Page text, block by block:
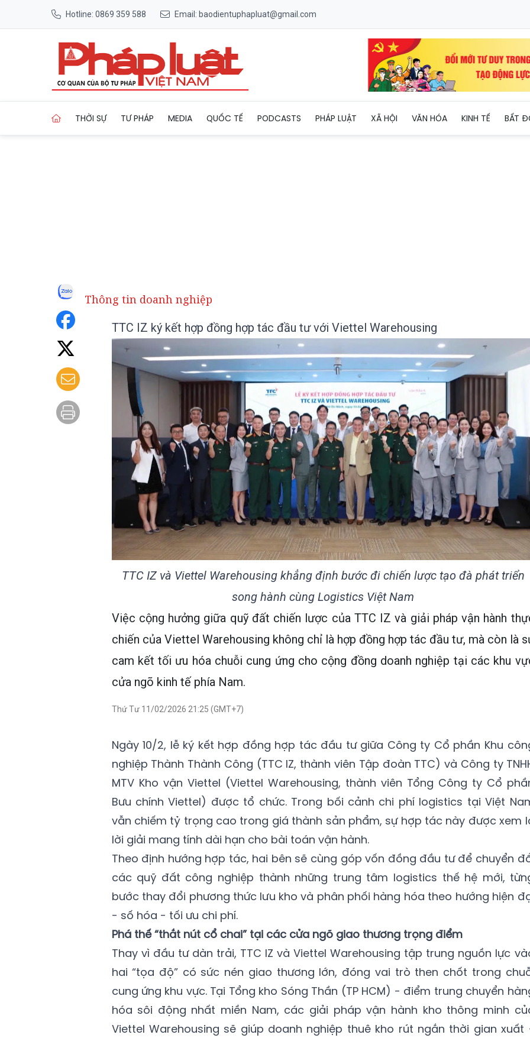
Hotline: 0869 359 588 Email: baodientuphapluat@gmail.com
THỜI SỰ TƯ PHÁP MEDIA QUỐC TẾ PODCASTS PHÁP LUẬT XÃ HỘI VĂN HÓA KINH TẾ BẤT
Thông tin doanh nghiệp
TTC IZ ký kết hợp đồng hợp tác đầu tư với Viettel Warehousing
TTC IZ và Viettel Warehousing khẳng định bước đi chiến lược tạo đà phát triển
song hành cùng Logistics Việt Nam
Việc cộng hưởng giữa quỹ đất chiến lược của TTC IZ và giải pháp vận hành
chiến của Viettel Warehousing không chỉ là hợp đồng hợp tác đầu tư, mà còn là
cam kết tối ưu hóa chuỗi cung ứng cho cộng đồng doanh nghiệp tại các khu
cửa ngõ kinh tế phía Nam.
Thứ Tư 11/02/2026 21:25 (GMT+7)
Ngày 10/2, lễ ký kết hợp đồng hợp tác đầu tư giữa Công ty Cổ phần Khu
nghiệp Thành Thành Công (TTC IZ, thành viên Tập đoàn TTC) và Công ty
MTV Kho vận Viettel (Viettel Warehousing, thành viên Tổng Công ty Cổ
Bưu chính Viettel) được tổ chức. Trong bối cảnh chi phí logistics tại Việt
vẫn chiếm tỷ trọng cao trong giá thành sản phẩm, sự hợp tác này được xem
lời giải mang tính dài hạn cho bài toán vận hành.
Theo định hướng hợp tác, hai bên sẽ cùng góp vốn đồng đầu tư để chuyển
các quỹ đất công nghiệp thành những trung tâm logistics thế hệ mới,
bước thay đổi phương thức lưu kho và phân phối hàng hóa theo hướng hiện
- số hóa - tối ưu chi phí.
Phá thế “thắt nút cổ chai” tại các cửa ngõ giao thương trọng điểm
Thay vì đầu tư dàn trải, TTC IZ và Viettel Warehousing tập trung nguồn lực
hai “tọa độ” có sức nén giao thương lớn, đóng vai trò then chốt trong
cung ứng khu vực. Tại Tổng kho Sóng Thần (TP HCM) - điểm trung chuyển
hóa sôi động nhất miền Nam, các giải pháp vận hành kho thông minh
Viettel Warehousing sẽ giúp doanh nghiệp thuê kho rút ngắn thời gian xuất